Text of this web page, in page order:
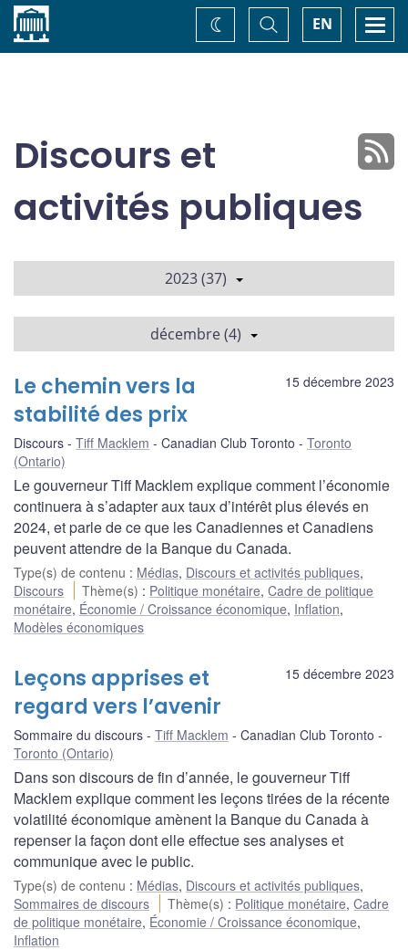
Accueil EN
Basculer
la
recherche
Changez
de
Discours et
activités publiques
2023 (37)
décembre (4)
15 décembre 2023
Le chemin vers la
stabilité des prix
Discours Tiff Macklem Canadian Club Toronto
Toronto
(Ontario)
Le gouverneur Tiff Macklem explique comment l’économie
continuera à s’adapter aux taux d’intérêt plus élevés en
2024, et parle de ce que les Canadiennes et Canadiens
peuvent attendre de la Banque du Canada.
Type(s) de contenu : Médias, Discours et activités publiques,
Discours
Thème(s) : Politique monétaire,Cadre de politique
monétaire, Économie / Croissance économique, Inflation,
Modèles économiques
15 décembre 2023
Leçons apprises et
regard vers l’avenir
Sommaire du discours Tiff Macklem
Canadian Club Toronto
Toronto (Ontario)
Dans son discours de fin d’année, le gouverneur Tiff
Macklem explique comment les leçons tirées de la récente
volatilité économique amènent la Banque du Canada à
repenser la façon dont elle effectue ses analyses et
communique avec le public.
Type(s) de contenu : Médias, Discours et activités publiques,
Sommaires de discours
Thème(s) : Politique monétaire,Cadre
de politique monétaire, Économie / Croissance économique,
Inflation